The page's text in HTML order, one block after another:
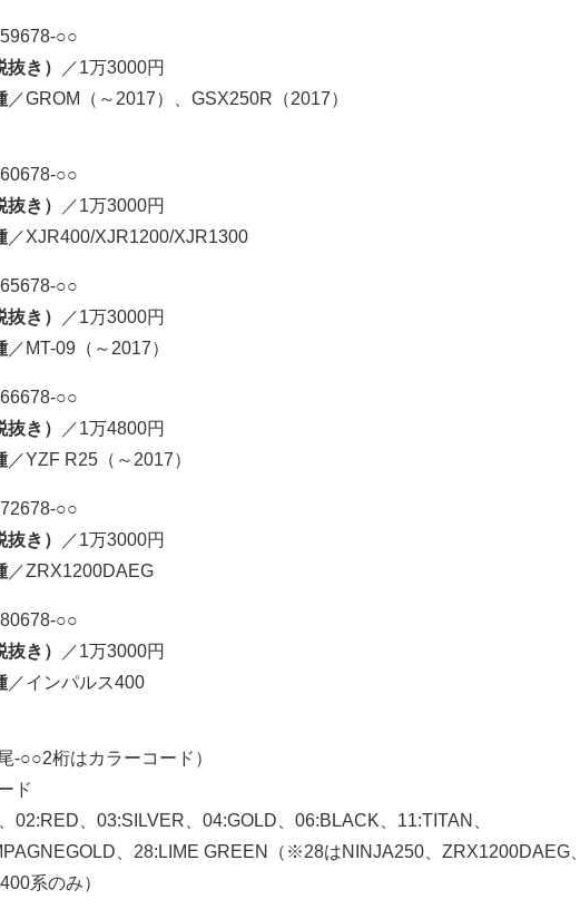
○○
き）
／1万3000円
／GROM（～2017）、GSX250R（2017）
○○
き）
／1万3000円
／XJR400/XJR1200/XJR1300
○○
き）
／1万3000円
／MT-09（～2017）
○○
き）
／1万4800円
／YZF R25（～2017）
○○
き）
／1万3000円
／ZRX1200DAEG
○○
き）
／1万3000円
／インパルス400
-○○2桁はカラーコード）
ド
02:RED、03:SILVER、04:GOLD、06:BLACK、11:TITAN、
、28:LIME GREEN（※28はNINJA250、ZRX1200DAEG、
系のみ）